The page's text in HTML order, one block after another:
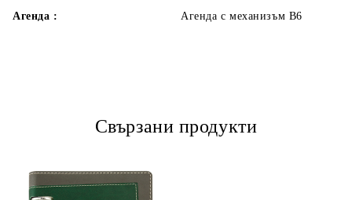
Агенда :
Агенда с механизъм В6
Свързани продукти